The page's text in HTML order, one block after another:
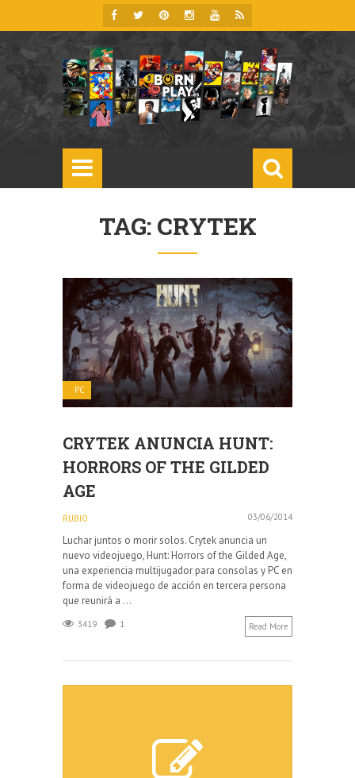
TAG: CRYTEK
PC
CRYTEK ANUNCIA HUNT:
HORRORS OF THE GILDED
AGE
RUBIO 03/06/2014
Luchar juntos o morir solos. Crytek anuncia un
nuevo videojuego, Hunt: Horrors of the Gilded Age,
una experiencia multijugador para consolas y PC en
forma de videojuego de acción en tercera persona
que reunirá a ...
3419 1 Read More